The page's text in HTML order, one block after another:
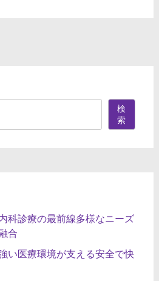
検
索
科診療の最前線多様なニーズ
合
い医療環境が支える安全で快